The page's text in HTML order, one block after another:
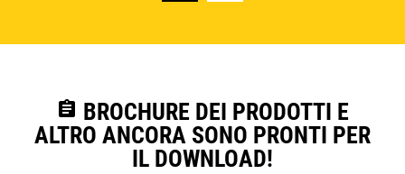
assignment BROCHURE DEI PRODOTTI E
ALTRO ANCORA SONO PRONTI PER
IL DOWNLOAD!